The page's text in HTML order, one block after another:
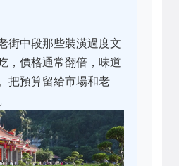
街中段那些裝潢過度文
，價格通常翻倍，味道
把預算留給市場和老